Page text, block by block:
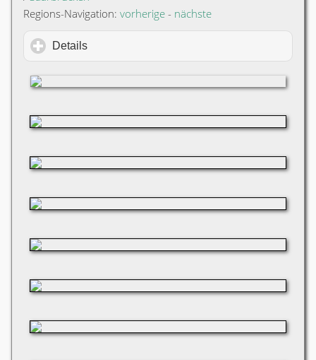
Regions-Navigation: vorherige - nächste
Details